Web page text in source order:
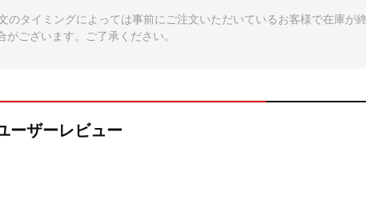
タイミングによっては事前にご注文いただいているお客様で在庫が
ございます。ご了承ください。
ーザーレビュー